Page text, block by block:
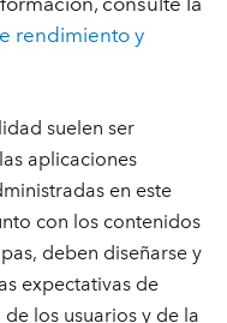
rendimiento y
suelen ser
aplicaciones
en este
con los contenidos
deben diseñarse y
expectativas de
los usuarios y de la